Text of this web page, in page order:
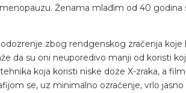
Ženama mlađim od 40
zbog rendgenskog zračenja
da su oni neuporedivo manji od koristi
koja koristi niske doze X-zraka, a
se, uz minimalno ozračenje, vrlo